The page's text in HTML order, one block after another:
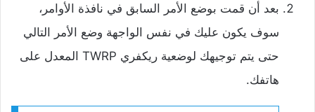
‌بعد أن قمت بوضع الأمر السابق في نافذة الأوامر،
سوف يكون عليك في نفس الواجهة وضع الأمر التالي
حتى يتم توجيهك لوضعية ريكفري TWRP المعدل على
هاتفك.